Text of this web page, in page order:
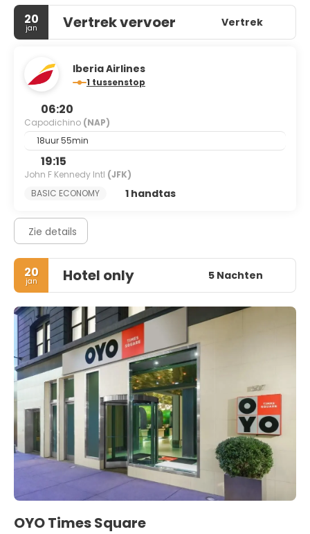
20
jan Vertrek vervoer Vertrek
Iberia Airlines
1 tussenstop
06:20
Capodichino (NAP)
18uur 55min
19:15
John F Kennedy Intl (JFK)
BASIC ECONOMY
1 handtas
Zie details
20
jan Hotel only 5 Nachten
OYO Times Square